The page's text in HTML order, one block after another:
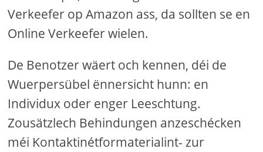
Verkeefer op Amazon ass, da sollten se en
Online Verkeefer wielen.
De Benotzer wäert och kennen, déi de
Wuerpersübel ënnersicht hunn: en
Individux oder enger Leeschtung.
Zousätzlech Behindungen anzeschécken
méi Kontaktinétformaterialint- zur